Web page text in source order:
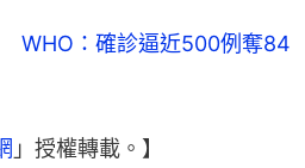
WHO：確診逼近500例奪84
」授權轉載。】